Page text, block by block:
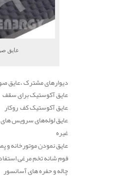
عایق
دیوارهای مشترک ،عایق
عایق آکوستیک برای سقف
عایق آکوستیک کف روکار
عایق لوله‌های سرویس
غیره
عایق نمودن موتورخانه و
فوم شانه تخم مرغی
چاله و حفره های آسانسور